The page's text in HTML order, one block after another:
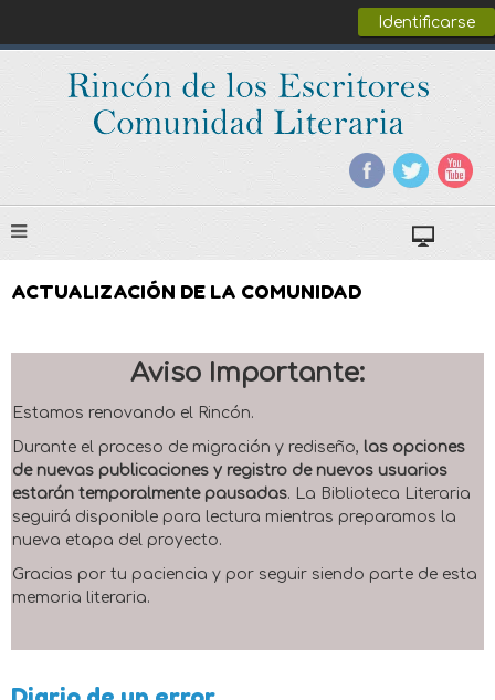
Identificarse
ACTUALIZACIÓN DE LA COMUNIDAD
Aviso Importante:
Estamos renovando el Rincón.
Durante el proceso de migración y rediseño, las opciones
de nuevas publicaciones y registro de nuevos usuarios
estarán temporalmente pausadas. La Biblioteca Literaria
seguirá disponible para lectura mientras preparamos la
nueva etapa del proyecto.
Gracias por tu paciencia y por seguir siendo parte de esta
memoria literaria.